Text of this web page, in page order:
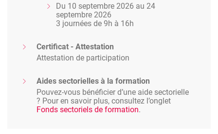
Du 10 septembre 2026 au 24
septembre 2026
3 journées de 9h à 16h
Certificat - Attestation
Attestation de participation
Aides sectorielles à la formation
Pouvez-vous bénéficier d’une aide sectorielle
? Pour en savoir plus, consultez l’onglet
Fonds sectoriels de formation.